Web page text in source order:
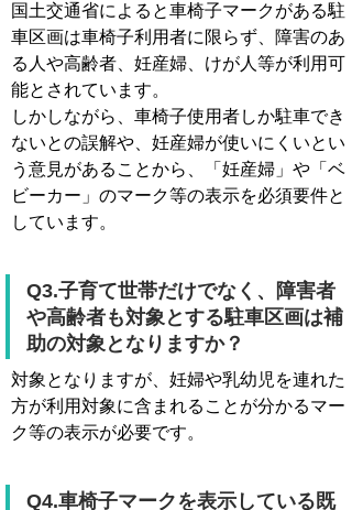
国土交通省によると車椅子マークがある駐
車区画は車椅子利用者に限らず、障害のあ
る人や高齢者、妊産婦、けが人等が利用可
能とされています。
しかしながら、車椅子使用者しか駐車でき
ないとの誤解や、妊産婦が使いにくいとい
う意見があることから、「妊産婦」や「ベ
ビーカー」のマーク等の表示を必須要件と
しています。
Q3.子育て世帯だけでなく、障害者
や高齢者も対象とする駐車区画は補
助の対象となりますか？
対象となりますが、妊婦や乳幼児を連れた
方が利用対象に含まれることが分かるマー
ク等の表示が必要です。
Q4.車椅子マークを表示している既